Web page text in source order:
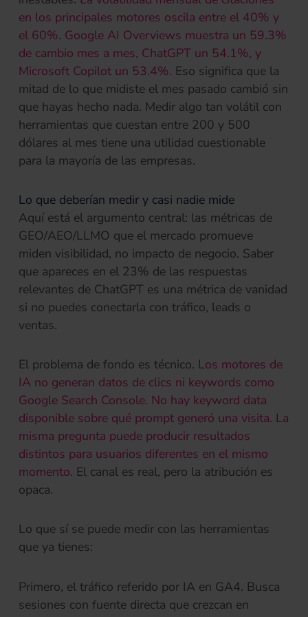
en los principales motores oscila entre el 40% y
el 60%. Google AI Overviews muestra un 59.3%
de cambio mes a mes, ChatGPT un 54.1%, y
Microsoft Copilot un 53.4%. Eso significa que la
mitad de lo que midiste el mes pasado cambió sin
que hayas hecho nada. Medir algo tan volátil con
herramientas que cuestan entre 200 y 500
dólares al mes tiene una utilidad cuestionable
para la mayoría de las empresas.
Lo que deberían medir y casi nadie mide
Aquí está el argumento central: las métricas de
GEO/AEO/LLMO que el mercado promueve
miden visibilidad, no impacto de negocio. Saber
que apareces en el 23% de las respuestas
relevantes de ChatGPT es una métrica de vanidad
si no puedes conectarla con tráfico, leads o
ventas.
El problema de fondo es técnico. Los motores de
IA no generan datos de clics ni keywords como
Google Search Console. No hay keyword data
disponible sobre qué prompt generó una visita. La
misma pregunta puede producir resultados
distintos para usuarios diferentes en el mismo
momento. El canal es real, pero la atribución es
opaca.
Lo que sí se puede medir con las herramientas
que ya tienes:
Primero, el tráfico referido por IA en GA4. Busca
sesiones con fuente directa que crezcan en